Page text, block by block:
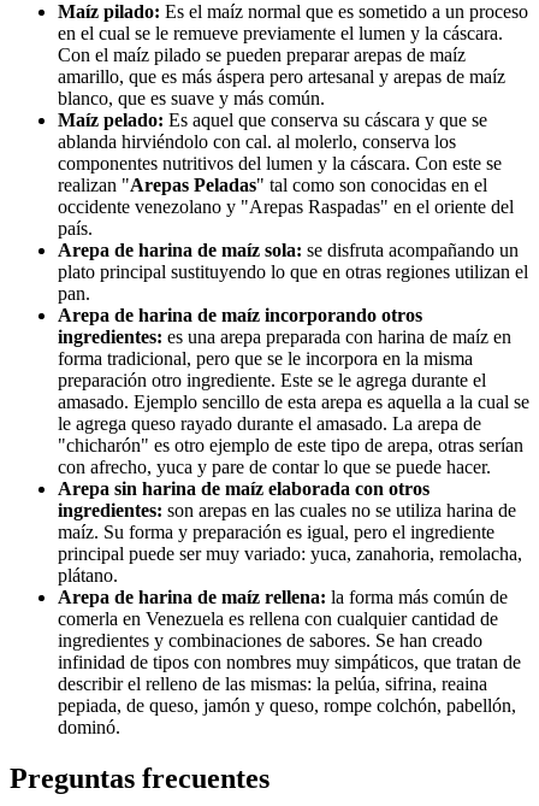
Maíz pilado: Es el maíz normal que es sometido a un proceso
en el cual se le remueve previamente el lumen y la cáscara.
Con el maíz pilado se pueden preparar arepas de maíz
amarillo, que es más áspera pero artesanal y arepas de maíz
blanco, que es suave y más común.
Maíz pelado: Es aquel que conserva su cáscara y que se
ablanda hirviéndolo con cal. al molerlo, conserva los
componentes nutritivos del lumen y la cáscara. Con este se
realizan "Arepas Peladas" tal como son conocidas en el
occidente venezolano y "Arepas Raspadas" en el oriente del
país.
Arepa de harina de maíz sola: se disfruta acompañando un
plato principal sustituyendo lo que en otras regiones utilizan el
pan.
Arepa de harina de maíz incorporando otros
ingredientes: es una arepa preparada con harina de maíz en
forma tradicional, pero que se le incorpora en la misma
preparación otro ingrediente. Este se le agrega durante el
amasado. Ejemplo sencillo de esta arepa es aquella a la cual se
le agrega queso rayado durante el amasado. La arepa de
"chicharón" es otro ejemplo de este tipo de arepa, otras serían
con afrecho, yuca y pare de contar lo que se puede hacer.
Arepa sin harina de maíz elaborada con otros
ingredientes: son arepas en las cuales no se utiliza harina de
maíz. Su forma y preparación es igual, pero el ingrediente
principal puede ser muy variado: yuca, zanahoria, remolacha,
plátano.
Arepa de harina de maíz rellena: la forma más común de
comerla en Venezuela es rellena con cualquier cantidad de
ingredientes y combinaciones de sabores. Se han creado
infinidad de tipos con nombres muy simpáticos, que tratan de
describir el relleno de las mismas: la pelúa, sifrina, reaina
pepiada, de queso, jamón y queso, rompe colchón, pabellón,
dominó.
Preguntas frecuentes